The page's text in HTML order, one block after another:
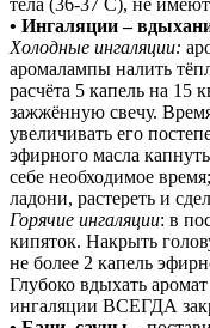
• Ингаляции –
Холодные ингаляции:
аромалампы налить
расчёта 5 капель на 15
зажжённую свечу.
увеличивать его
эфирного масла
себе необходимое
ладони, растереть и
Горячие ингаляции: в
кипяток. Накрыть
не более 2 капель
Глубоко вдыхать
ингаляции ВСЕГДА